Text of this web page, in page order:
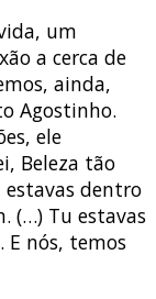
um
a cerca de
ainda,
Agostinho.
ele
Beleza tão
dentro
(…) Tu estavas
E nós, temos